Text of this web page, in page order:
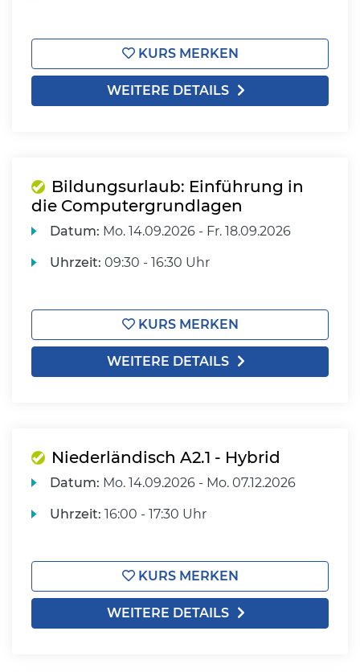
KURS MERKEN
WEITERE DETAILS
Bildungsurlaub: Einführung in
die Computergrundlagen
Datum: Mo. 14.09.2026 - Fr. 18.09.2026
Uhrzeit: 09:30 - 16:30 Uhr
KURS MERKEN
WEITERE DETAILS
Niederländisch A2.1 - Hybrid
Datum: Mo. 14.09.2026 - Mo. 07.12.2026
Uhrzeit: 16:00 - 17:30 Uhr
KURS MERKEN
WEITERE DETAILS